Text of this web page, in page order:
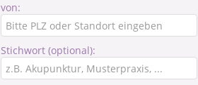
von:
Stichwort (optional):